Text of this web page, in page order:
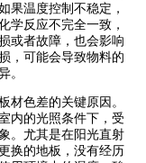
果温度控制不稳定，
学反应不完全一致，
或者故障，也会影响
，可能会导致物料的
。
色差的关键原因。
内的光照条件下，受
。尤其是在阳光直射
换的地板，没有经历